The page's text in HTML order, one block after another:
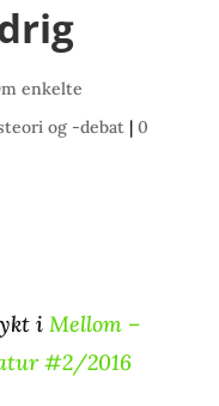
enkelte
og -debat| 0
i Mellom –
#2/2016